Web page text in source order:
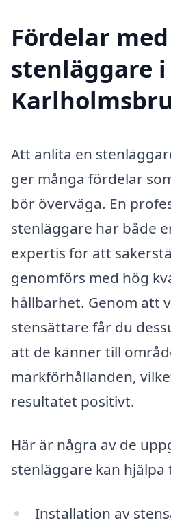
Fördelar
stenläggare i
Att anlita en
ger många fördelar
bör överväga. En
stenläggare har både
expertis för att
genomförs med hög
hållbarhet. Genom att
stensättare får du
att de känner till
markförhållanden,
resultatet positivt.
Här är några av de
stenläggare kan hjälpa
Installation av